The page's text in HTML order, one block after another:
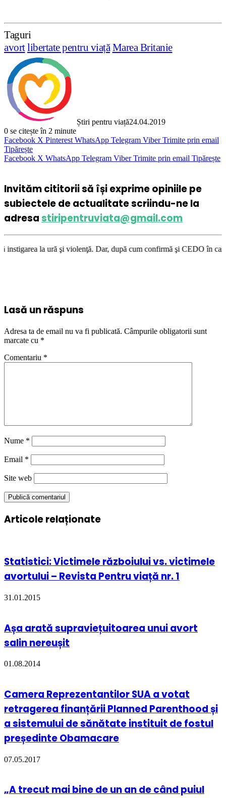
Taguri
avortlibertate pentru viață Marea Britanie
Știri pentru viață24.04.2019
0 se citește în 2 minute
Facebook X Pinterest WhatsApp Telegram Viber Trimite prin email
Tipărește
Facebook X WhatsApp Telegram Viber Trimite prin email Tipărește
Invităm cititorii să își exprime opiniile pe
subiectele de actualitate scriindu-ne la
adresastiripentruviata@gmail.com
şi violenţă. Dar, după cum confirmă şi CEDO în cazul Handyside
Lasă un răspuns
Adresa ta de email nu va fi publicată. Câmpurile obligatorii sunt
marcate cu *
Comentariu *
Nume *
Email *
Site web
Articole relaționate
Statistici: Victimele războiului vs. victimele
avortului – Revista Pentru viață nr. 1
31.01.2015
Așa arată supraviețuitoarea unui avort
salin nereușit
01.08.2014
Camera Reprezentantilor SUA a votat
retragerea finanțării Planned Parenthood și
a sistemului de sănătate instituit de fostul
președinte Obamacare
07.05.2017
„A trecut mai bine de un an de când puiul